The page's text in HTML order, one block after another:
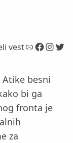
vestLink Facebook InstagramTwitter
besni
bi ga
fronta je
za